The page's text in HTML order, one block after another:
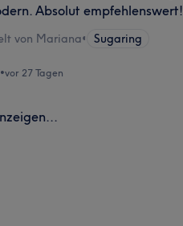
Absolut empfehlenswert!
von Mariana• Sugaring
•vor 27 Tagen